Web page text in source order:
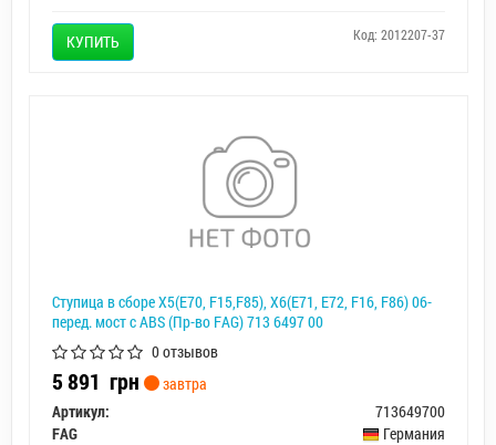
КУПИТЬ Код: 2012207-37
Ступица в сборе X5(E70, F15,F85), X6(E71, E72, F16, F86) 06-
перед. мост с ABS (Пр-во FAG) 713 6497 00
0 отзывов
5 891 грн
завтра
Артикул:
713649700
FAG
Германия